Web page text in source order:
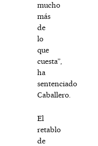
mucho
más
de
lo
que
cuesta”,
ha
sentenciado
Caballero.
El
retablo
de